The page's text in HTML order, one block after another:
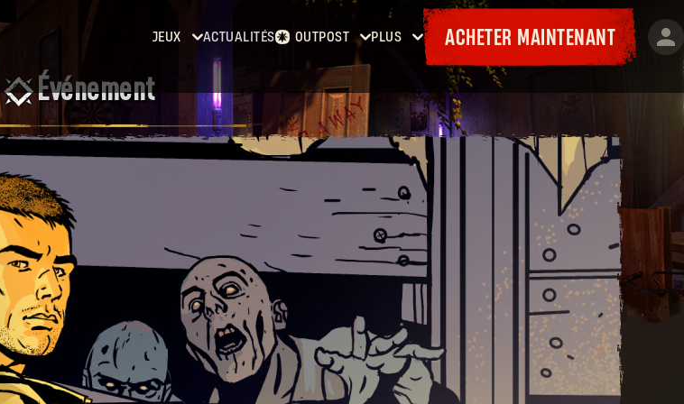
JEUX
Dying
Dying
Light:
Beast
ACTUALITÉS OUTPOST
Accueil
Contrats
Armurerie
Laufzettel
PLUS
Événements
Cadeaux
Cartes
ACHETER MAINTENANT
Événement